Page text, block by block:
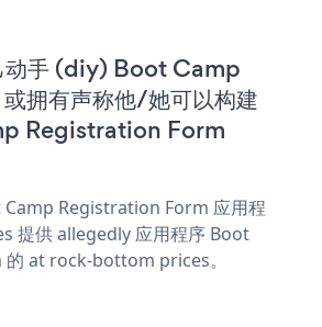
动手 (diy) Boot Camp
拥有声称他/她可以构建
Registration Form
Registration Form 应用程
提供 allegedly 应用程序 Boot
at rock-bottom prices。